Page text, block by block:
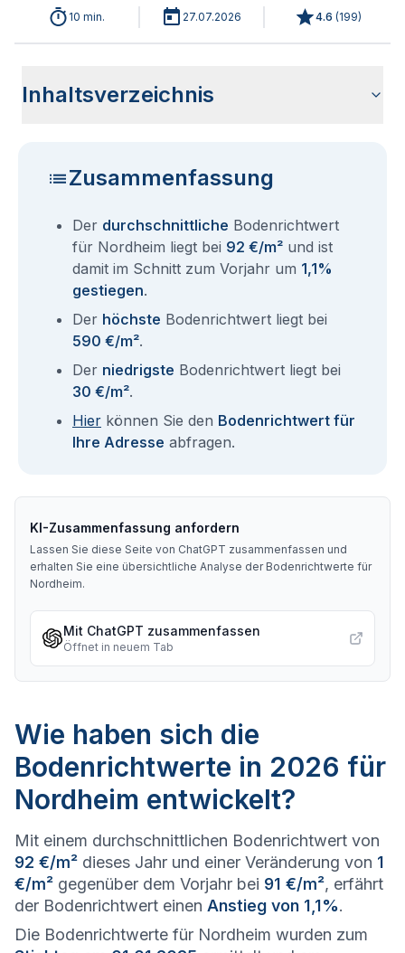
10 min. 27.07.2026 4.6 (199)
Inhaltsverzeichnis
Zusammenfassung
Der durchschnittliche Bodenrichtwert
für Nordheim liegt bei 92 €/m² und ist
damit im Schnitt zum Vorjahr um 1,1%
gestiegen.
Der höchste Bodenrichtwert liegt bei
590 €/m².
Der niedrigste Bodenrichtwert liegt bei
30 €/m².
Hier können Sie den Bodenrichtwert für
Ihre Adresse abfragen.
KI-Zusammenfassung anfordern
Lassen Sie diese Seite von ChatGPT zusammenfassen und
erhalten Sie eine übersichtliche Analyse der Bodenrichtwerte für
Nordheim.
Mit ChatGPT zusammenfassen
Öffnet in neuem Tab
Wie haben sich die
Bodenrichtwerte in 2026 für
Nordheim entwickelt?
Mit einem durchschnittlichen Bodenrichtwert von
92 €/m² dieses Jahr und einer Veränderung von 1
€/m² gegenüber dem Vorjahr bei 91 €/m², erfährt
der Bodenrichtwert einen Anstieg von 1,1%.
Die Bodenrichtwerte für Nordheim wurden zum